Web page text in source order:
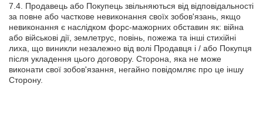
7.4. Продавець або Покупець звільняються від відповідальності
за повне або часткове невиконання своїх зобов'язань, якщо
невиконання є наслідком форс-мажорних обставин як: війна
або військові дії, землетрус, повінь, пожежа та інші стихійні
лиха, що виникли незалежно від волі Продавця і / або Покупця
після укладення цього договору. Сторона, яка не може
виконати свої зобов'язання, негайно повідомляє про це іншу
Сторону.